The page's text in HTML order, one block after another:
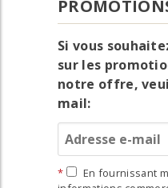
Si vous
sur les
notre offre,
mail:
En fournissant